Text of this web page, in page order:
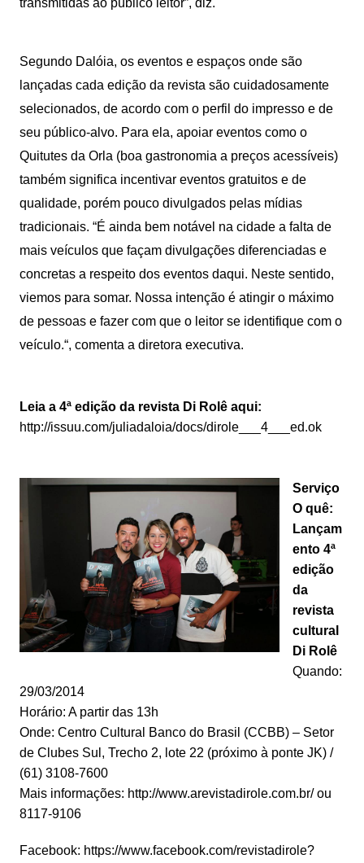
transmitidas ao público leitor”, diz.
Segundo Dalóia, os eventos e espaços onde são
lançadas cada edição da revista são cuidadosamente
selecionados, de acordo com o perfil do impresso e de
seu público-alvo. Para ela, apoiar eventos como o
Quitutes da Orla (boa gastronomia a preços acessíveis)
também significa incentivar eventos gratuitos e de
qualidade, porém pouco divulgados pelas mídias
tradicionais. “É ainda bem notável na cidade a falta de
mais veículos que façam divulgações diferenciadas e
concretas a respeito dos eventos daqui. Neste sentido,
viemos para somar. Nossa intenção é atingir o máximo
de pessoas e fazer com que o leitor se identifique com o
veículo.“, comenta a diretora executiva.
Leia a 4ª edição da revista Di Rolê aqui:
http://issuu.com/juliadaloia/docs/dirole___4___ed.ok
Serviço
O quê:
Lançam
ento 4ª
edição
da
revista
cultural
Di Rolê
Quando:
29/03/2014
Horário: A partir das 13h
Onde: Centro Cultural Banco do Brasil (CCBB) – Setor
de Clubes Sul, Trecho 2, lote 22 (próximo à ponte JK) /
(61) 3108-7600
Mais informações: http://www.arevistadirole.com.br/ ou
8117-9106
Facebook: https://www.facebook.com/revistadirole?